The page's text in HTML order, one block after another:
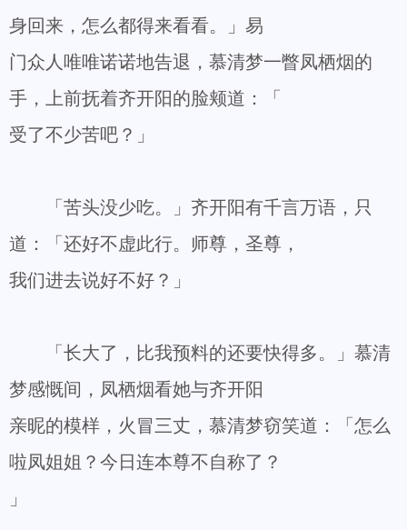
身回来，怎么都得来看看。」易
门众人唯唯诺诺地告退，慕清梦一瞥凤栖烟的
手，上前抚着齐开阳的脸颊道：「
受了不少苦吧？」
「苦头没少吃。」齐开阳有千言万语，只
道：「还好不虚此行。师尊，圣尊，
我们进去说好不好？」
「长大了，比我预料的还要快得多。」慕清
梦感慨间，凤栖烟看她与齐开阳
亲昵的模样，火冒三丈，慕清梦窃笑道：「怎么
啦凤姐姐？今日连本尊不自称了？
」